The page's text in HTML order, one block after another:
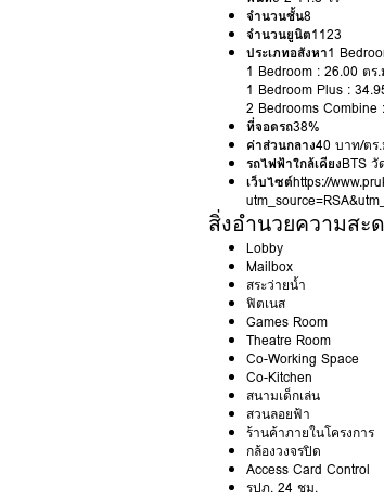
จำนวนชั้น8
จำนวนยูนิต1123
ประเภทอสังหา1
1 Bedroom : 26.00 ตร
1 Bedroom Plus :
2 Bedrooms Combine
ที่จอดรถ38%
ค่าส่วนกลาง40 บาท/ตร
รถไฟฟ้าใกล้เคียงBTS
เว็บไซต์https://
สิ่งอำนวยความสะ
Lobby
Mailbox
สระว่ายน้ำ
ฟิตเนส
Games Room
Theatre Room
Co-Working Space
Co-Kitchen
สนามเด็กเล่น
สวนลอยฟ้า
ร้านค้าภายในโครงการ
กล้องวงจรปิด
Access Card Control
รปภ. 24 ชม.